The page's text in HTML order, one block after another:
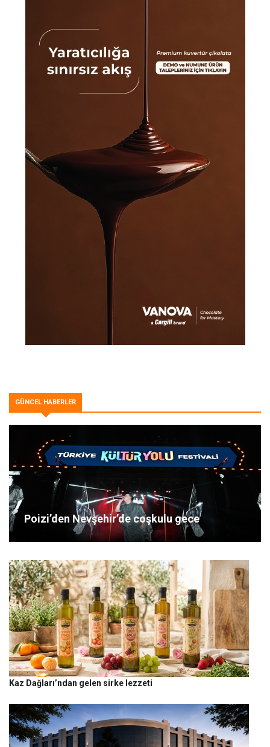
GÜNCEL HABERLER
Poizi’den Nevşehir’de coşkulu gece
Kaz Dağları’ndan gelen sirke lezzeti